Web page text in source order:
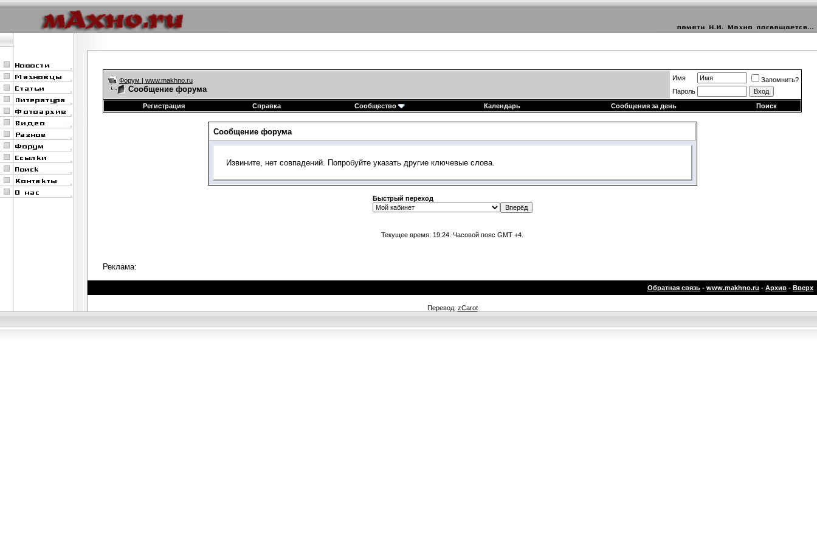
Форум | www.makhno.ru
Сообщение форума
Имя
Запомнить?
Пароль
Регистрация
Справка Сообщество Календарь Сообщения за день Поиск
Сообщение форума
Извините, нет совпадений. Попробуйте указать другие ключевые слова.
Быстрый переход
Текущее время: 19:24 . Часовой пояс GMT +4.
Реклама:
Обратная связь - www.makhno.ru - Архив - Вверх
Перевод: zCarot